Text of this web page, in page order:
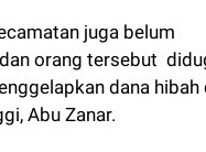
juga belum
orang tersebut
dana hibah
Abu Zanar.